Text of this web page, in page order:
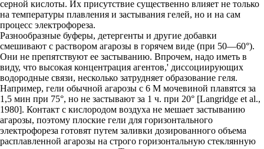
серной кислоты. Их присутствие существенно влияет не только
на температуры плавления и застывания гелей, но и на сам
процесс электрофореза.
Разнообразные буферы, детергенты и другие добавки
смешивают с раствором агарозы в горячем виде (при 50—60°).
Они не препятствуют ее застыванию. Впрочем, надо иметь в
виду, что высокая концентрация агентов,' диссоциирующих
водородные связи, несколько затрудняет образование геля.
Например, гели обычной агарозы с 6 М мочевиной плавятся за
1,5 мин при 75°, но не застывают за 1 ч. при 20° [Langridge et al.,
1980]. Контакт с кислородом воздуха не мешает застыванию
агарозы, поэтому плоские гели для горизонтального
электрофореза готовят путем заливки дозированного объема
расплавленной агарозы на строго горизонтальную стеклянную